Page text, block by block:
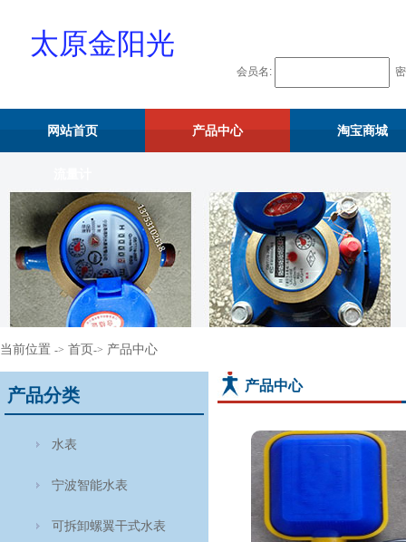
太原金阳光
会员名:
网站首页 产品中心 淘宝商城
当前位置 -> 首页-> 产品中心
产品中心
产品分类
水表
宁波智能水表
可拆卸螺翼干式水表